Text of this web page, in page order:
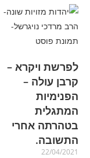
לפרשת ויקרא –
קרבן עולה –
הפנימיות
המתגלית
בטהרתה אחרי
התשובה.
22/04/2021